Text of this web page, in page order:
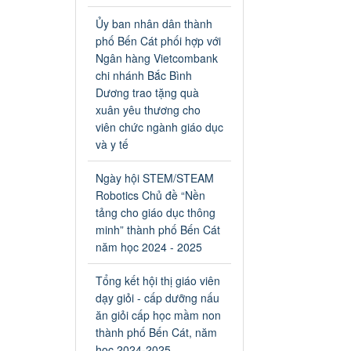
tại các cơ sở giáo dục trên địa
bàn thị xã Bến Cát
Ngày ban hành: 04/03/2024
Kế hoạch thực hiện Chỉ thị
số 16/CT-TTg ngày
27/05/2023 của Thủ tướng
Chính phủ về tăng cường
phòng ngừa, đấu tranh tội
liên quan đến hoạt động tổ
chức đánh bạc và đánh bạc
Kế hoạch thực hiện Chỉ thị số
16/CT-TTg ngày 27/05/2023
của Thủ tướng Chính phủ về
tăng cường phòng ngừa, đấu
tranh tội phạm, vi phạm pháp
luật liên quan đến hoạt động
tổ chức đánh bạc và đánh bạc
Ngày ban hành: 04/03/2024
Ủy ban nhân dân thành
phố Bến Cát phối hợp với
Ngân hàng Vietcombank
chi nhánh Bắc Bình
Dương trao tặng quà
xuân yêu thương cho
viên chức ngành giáo dục
và y tế
Ngày hội STEM/STEAM
Robotics Chủ đề “Nền
tảng cho giáo dục thông
minh” thành phố Bến Cát
năm học 2024 - 2025
Tổng kết hội thị giáo viên
dạy giỏi - cấp dưỡng nấu
ăn giỏi cấp học mầm non
thành phố Bến Cát, năm